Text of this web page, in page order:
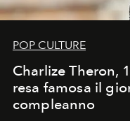
POP CULTURE
Charlize Theron,
resa famosa il
compleanno